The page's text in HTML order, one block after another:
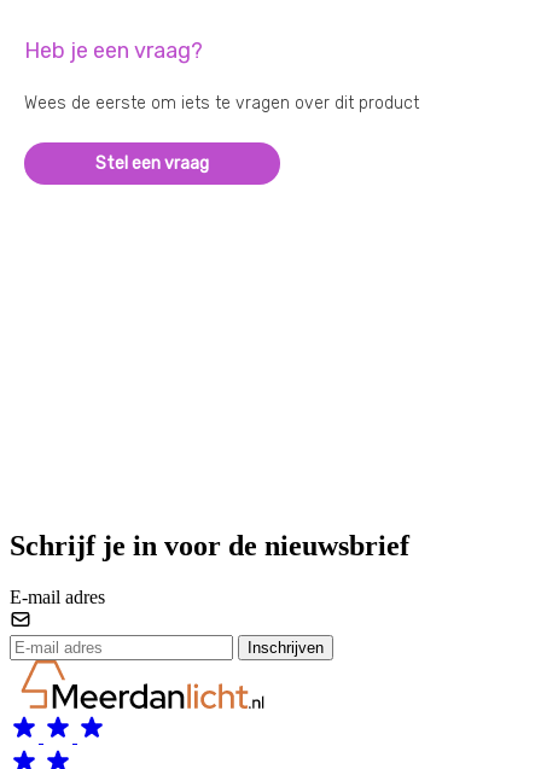
Heb je een vraag?
Wees de eerste om iets te vragen over dit product
Stel een vraag
Schrijf je in voor de nieuwsbrief
E-mail adres
Inschrijven